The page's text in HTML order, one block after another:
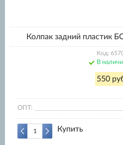
Колпак задний
Код:
В
550
ОПТ:
Купить